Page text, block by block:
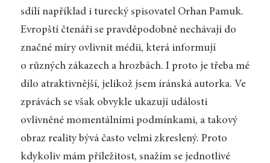
sdílí například i turecký spisovatel Orhan Pamuk.
Evropští čtenáři se pravděpodobně nechávají do
značné míry ovlivnit médii, která informují
o různých zákazech a hrozbách. I proto je třeba mé
dílo atraktivnější, jelikož jsem íránská autorka. Ve
zprávách se však obvykle ukazují události
ovlivněné momentálními podmínkami, a takový
obraz reality bývá často velmi zkreslený. Proto
kdykoliv mám příležitost, snažím se jednotlivé